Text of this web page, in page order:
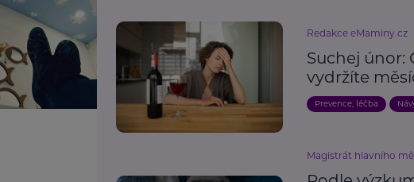
Redakce eMaminy.cz
Suchej únor:
vydržíte
Prevence, léčba
Magistrát hlavního